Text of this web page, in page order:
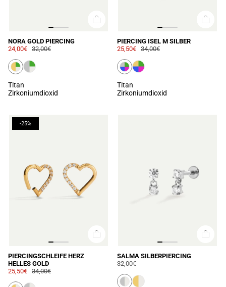
NORA GOLD PIERCING
24,00€ 32,00€
Titan
Zirkoniumdioxid
PIERCING ISEL M SILBER
25,50€ 34,00€
Titan
Zirkoniumdioxid
-25%
PIERCINGSCHLEIFE HERZ
HELLES GOLD
25,50€ 34,00€
SALMA SILBERPIERCING
32,00€